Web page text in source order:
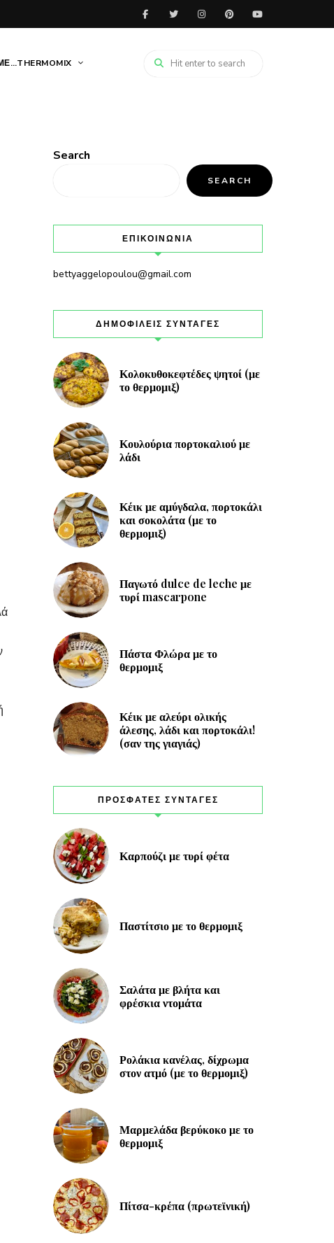
Search
SEARCH
ΕΠΙΚΟΙΝΩΝΙΑ
bettyaggelopoulou@gmail.com
ΔΗΜΟΦΙΛΕΙΣ ΣΥΝΤΑΓΕΣ
Κολοκυθοκεφτέδες ψητοί (με
το θερμομιξ)
Κουλούρια πορτοκαλιού με
λάδι
Κέικ με αμύγδαλα, πορτοκάλι
και σοκολάτα (με το
θερμομιξ)
Παγωτό dulce de leche με
τυρί mascarpone
Πάστα Φλώρα με το
θερμομιξ
Κέικ με αλεύρι ολικής
άλεσης, λάδι και πορτοκάλι!
(σαν της γιαγιάς)
ΠΡΟΣΦΑΤΕΣ ΣΥΝΤΑΓΕΣ
Καρπούζι με τυρί φέτα
Παστίτσιο με το θερμομιξ
Σαλάτα με βλήτα και
φρέσκια ντομάτα
Ρολάκια κανέλας, δίχρωμα
στον ατμό (με το θερμομιξ)
Μαρμελάδα βερύκοκο με το
θερμομιξ
Πίτσα-κρέπα (πρωτεϊνική)